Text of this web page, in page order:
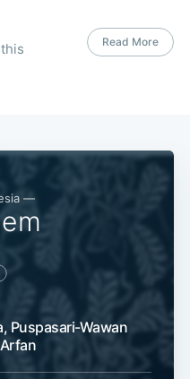
Read More
—
Puspasari-Wawan